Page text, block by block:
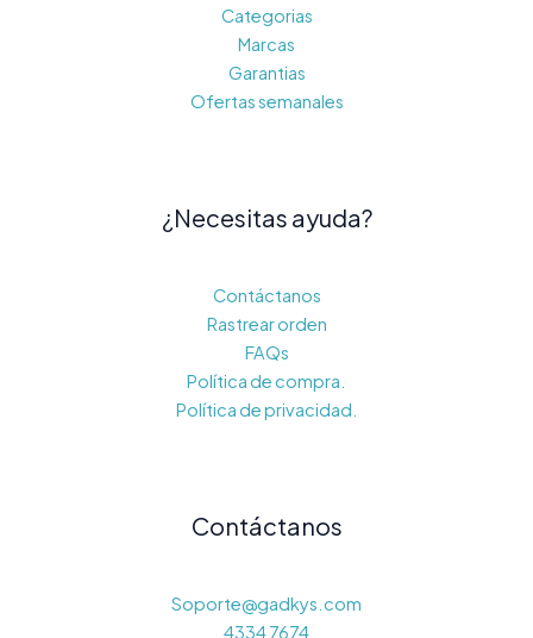
Categorias
Marcas
Garantias
Ofertas semanales
¿Necesitas ayuda?
Contáctanos
Rastrear orden
FAQs
Política de compra.
Política de privacidad.
Contáctanos
Soporte@gadkys.com
4334 7674